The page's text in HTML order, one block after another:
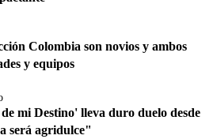
Colombia son novios y ambos
y equipos
mi Destino' lleva duro duelo desde
será agridulce"